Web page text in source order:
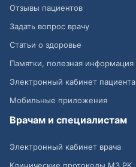
Отзывы пациентов
Задать вопрос врачу
Статьи о здоровье
Памятки, полезная информация
Электронный кабинет пациента
Мобильные приложения
Врачам и специалистам
Электронный кабинет врача